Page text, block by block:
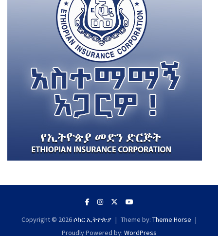
Copyright © 2026ሶከር ኢትዮጵያ Theme by: Theme Horse
Proudly Powered by: WordPress